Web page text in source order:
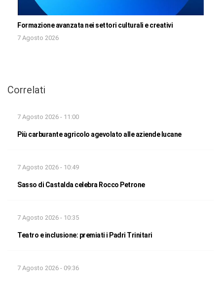
Formazione avanzata nei settori culturali e creativi
7 Agosto 2026
Correlati
7 Agosto 2026 - 11:00
Più carburante agricolo agevolato alle aziende lucane
7 Agosto 2026 - 10:49
Sasso di Castalda celebra Rocco Petrone
7 Agosto 2026 - 10:35
Teatro e inclusione: premiati i Padri Trinitari
7 Agosto 2026 - 09:36